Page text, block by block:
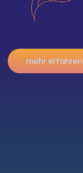
mehr erfahren